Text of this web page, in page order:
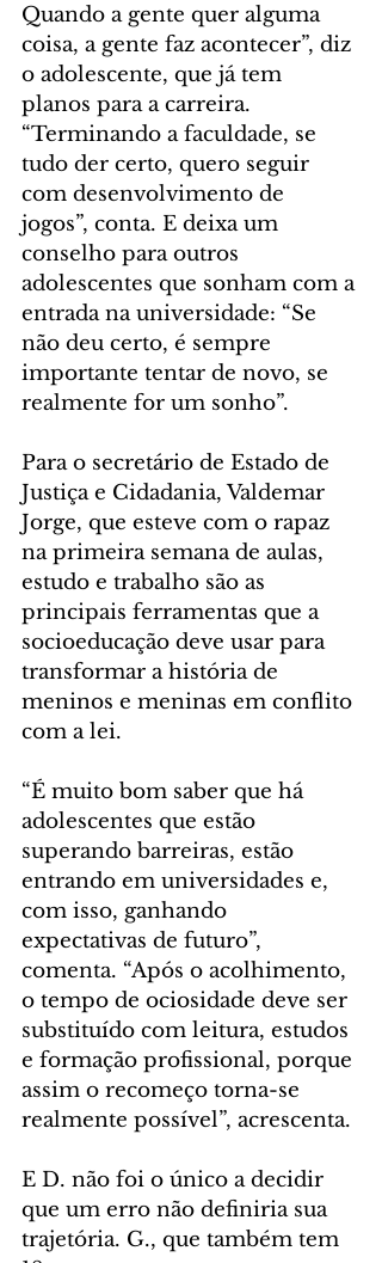
Quando a gente quer alguma
coisa, a gente faz acontecer”, diz
o adolescente, que já tem
planos para a carreira.
“Terminando a faculdade, se
tudo der certo, quero seguir
com desenvolvimento de
jogos”, conta. E deixa um
conselho para outros
adolescentes que sonham com a
entrada na universidade: “Se
não deu certo, é sempre
importante tentar de novo, se
realmente for um sonho”.
Para o secretário de Estado de
Justiça e Cidadania, Valdemar
Jorge, que esteve com o rapaz
na primeira semana de aulas,
estudo e trabalho são as
principais ferramentas que a
socioeducação deve usar para
transformar a história de
meninos e meninas em conflito
com a lei.
“É muito bom saber que há
adolescentes que estão
superando barreiras, estão
entrando em universidades e,
com isso, ganhando
expectativas de futuro”,
comenta. “Após o acolhimento,
o tempo de ociosidade deve ser
substituído com leitura, estudos
e formação profissional, porque
assim o recomeço torna-se
realmente possível”, acrescenta.
E D. não foi o único a decidir
que um erro não definiria sua
trajetória. G., que também tem